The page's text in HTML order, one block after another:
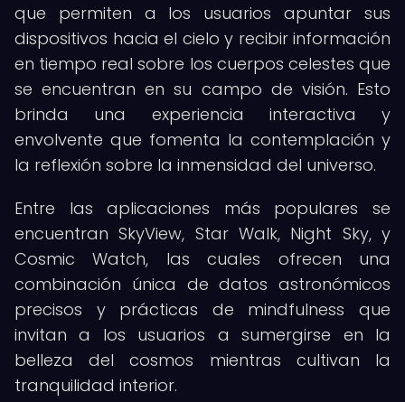
que permiten a los usuarios apuntar sus
dispositivos hacia el cielo y recibir información
en tiempo real sobre los cuerpos celestes que
se encuentran en su campo de visión. Esto
brinda una experiencia interactiva y
envolvente que fomenta la contemplación y
la reflexión sobre la inmensidad del universo.
Entre las aplicaciones más populares se
encuentran SkyView, Star Walk, Night Sky, y
Cosmic Watch, las cuales ofrecen una
combinación única de datos astronómicos
precisos y prácticas de mindfulness que
invitan a los usuarios a sumergirse en la
belleza del cosmos mientras cultivan la
tranquilidad interior.